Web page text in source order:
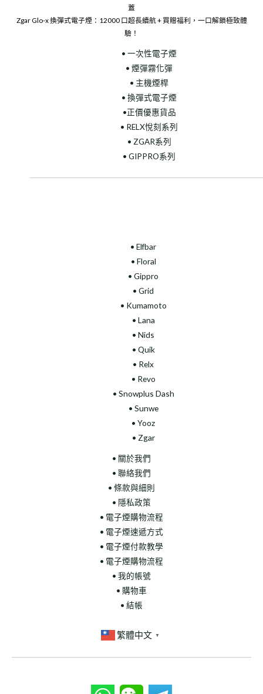
蓋
Zgar Glo-x 換彈式電子煙：12000 口超長續航 + 買贈福利，一口解鎖極致體
驗！
• 一次性電子煙
• 煙彈霧化彈
• 主機煙桿
• 換彈式電子煙
•正價優惠貨品
• RELX悅刻系列
• ZGAR系列
• GIPPRO系列
• Elfbar
• Floral
• Gippro
• Grid
• Kumamoto
• Lana
• Nids
• Quik
• Relx
• Revo
• Snowplus Dash
• Sunwe
• Yooz
• Zgar
• 關於我們
• 聯絡我們
• 條款與細則
• 隱私政策
• 電子煙購物流程
• 電子煙速遞方式
• 電子煙付款教學
• 電子煙購物流程
• 我的帳號
• 購物車
• 結帳
繁體中文 ▼